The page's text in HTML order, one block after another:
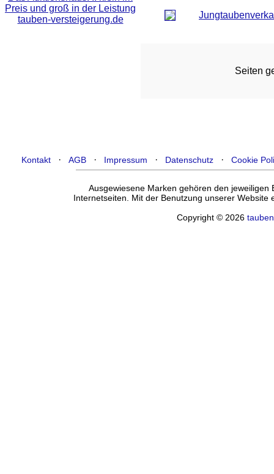
tauben-versteigerung.de
Seiten
Kontakt · AGB · Impressum · Datenschutz · Cookie
Ausgewiesene Marken gehören den
Internetseiten. Mit der Benutzung unserer Website
Copyright © 2026